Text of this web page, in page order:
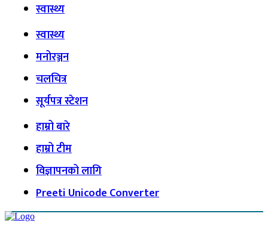
स्वास्थ्य
स्वास्थ्य
मनोरञ्जन
चलचित्र
सूर्यपत्र स्टेशन
हाम्रो बारे
हाम्रो टीम
विज्ञापनको लागि
Preeti Unicode Converter